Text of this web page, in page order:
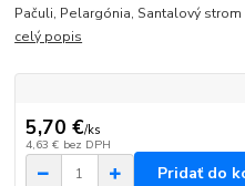
Pačuli, Pelargónia, Santalový
celý popis
5,70 €/ks
4,63 € bez DPH
Pridať do